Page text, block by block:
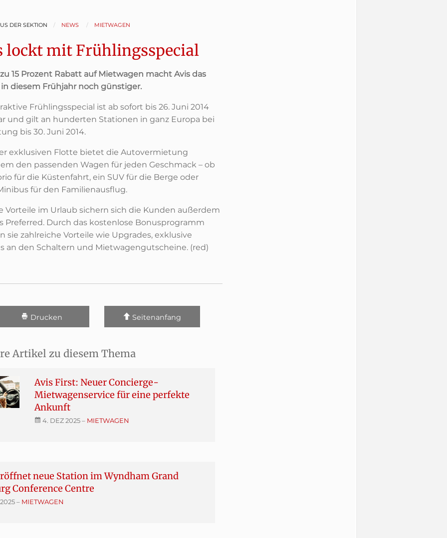
DER SEKTION NEWS MIETWAGEN
lockt mit Frühlingsspecial
15 Prozent Rabatt auf Mietwagen macht Avis das
in diesem Frühjahr noch günstiger.
Frühlingsspecial ist ab sofort bis 26. Juni 2014
und gilt an hunderten Stationen in ganz Europa bei
bis 30. Juni 2014.
exklusiven Flotte bietet die Autovermietung
den passenden Wagen für jeden Geschmack – ob
für die Küstenfahrt, ein SUV für die Berge oder
für den Familienausflug.
Vorteile im Urlaub sichern sich die Kunden außerdem
Preferred. Durch das kostenlose Bonusprogramm
sie zahlreiche Vorteile wie Upgrades, exklusive
an den Schaltern und Mietwagengutscheine. (red)
Drucken Seitenanfang
Artikel zu diesem Thema
Avis First: Neuer Concierge-
Mietwagenservice für eine perfekte
Ankunft
4. DEZ 2025– MIETWAGEN
neue Station im Wyndham Grand
Conference Centre
– MIETWAGEN